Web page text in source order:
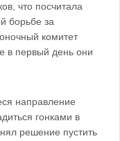
что посчитала
борьбе за
комитет
в первый день они
направление
гонками в
решение пустить